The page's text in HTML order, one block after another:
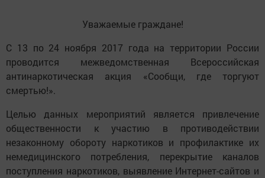
Уважаемые граждане!
С 13 по 24 ноября 2017 года на территории России
проводится межведомственная Всероссийская
антинаркотическая акция «Сообщи, где торгуют
смертью!».
Целью данных мероприятий является привлечение
общественности к участию в противодействии
незаконному обороту наркотиков и профилактике их
немедицинского потребления, перекрытие каналов
поступления наркотиков, выявление Интернет-сайтов и